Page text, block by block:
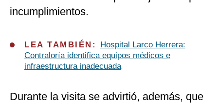
incumplimientos.
LEA TAMBIÉN:
Hospital Larco Herrera:
Contraloría identifica equipos médicos e
infraestructura inadecuada
Durante la visita se advirtió, además, que